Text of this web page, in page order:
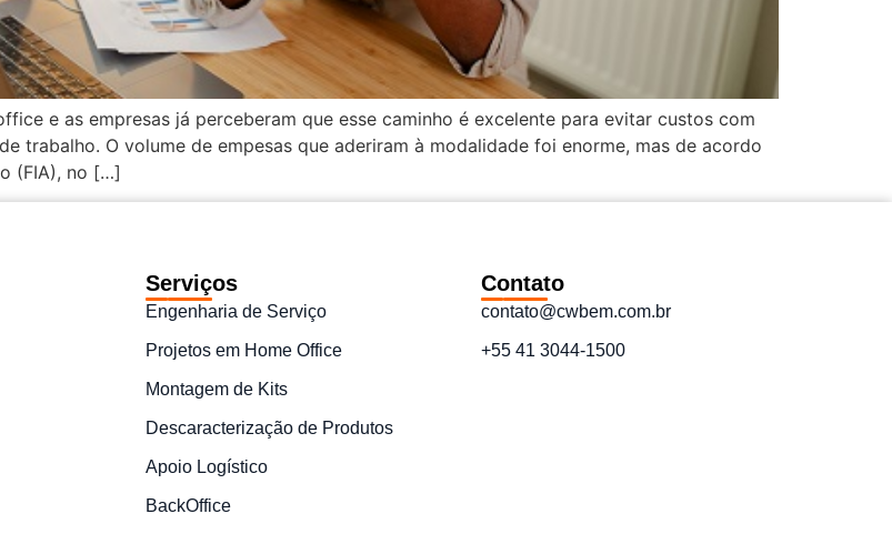
e as empresas já perceberam que esse caminho é excelente para evitar custos com
trabalho. O volume de empesas que aderiram à modalidade foi enorme, mas de acordo
(FIA), no […]
Serviços
Engenharia de Serviço
Projetos em Home Office
Montagem de Kits
Descaracterização de Produtos
Apoio Logístico
BackOffice
Contato
contato@cwbem.com.br
+55 41 3044-1500